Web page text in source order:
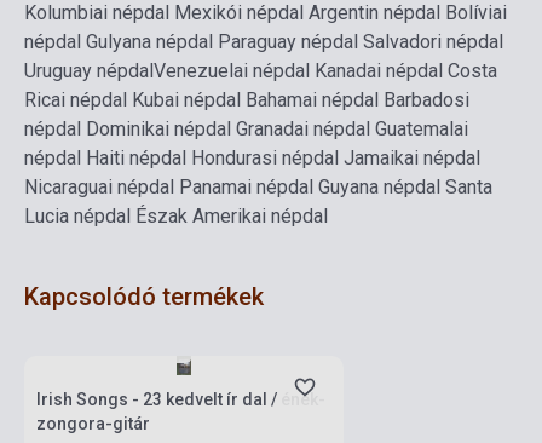
Kolumbiai népdal Mexikói népdal Argentin népdal Bolíviai
népdal Gulyana népdal Paraguay népdal Salvadori népdal
Uruguay népdalVenezuelai népdal Kanadai népdal Costa
Ricai népdal Kubai népdal Bahamai népdal Barbadosi
népdal Dominikai népdal Granadai népdal Guatemalai
népdal Haiti népdal Hondurasi népdal Jamaikai népdal
Nicaraguai népdal Panamai népdal Guyana népdal Santa
Lucia népdal Észak Amerikai népdal
Kapcsolódó termékek
Irish Songs - 23 kedvelt ír dal / ének-
zongora-gitár